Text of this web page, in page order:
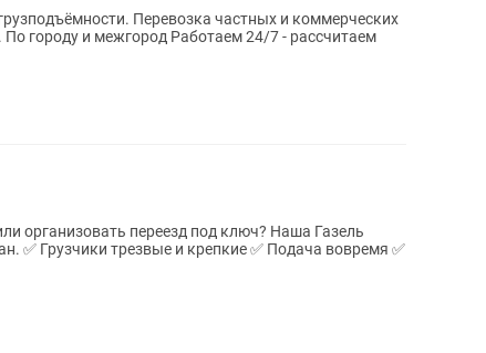
чacтныx и коммерчеcких
Работаем 24/7 - рассчитаем
организовать переезд под ключ? Наша Газель
✅